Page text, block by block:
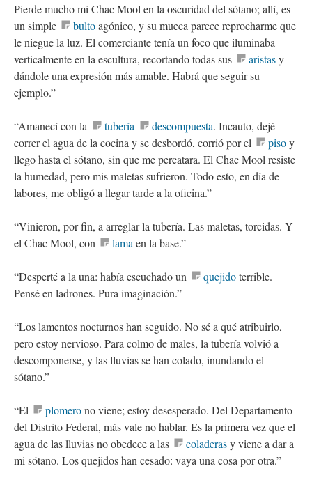
Pierde mucho mi Chac Mool en la oscuridad del sótano; allí, es
un simple
bultoagónico, y su mueca parece reprocharme que
le niegue la luz. El comerciante tenía un foco que iluminaba
verticalmente en la escultura, recortando todas sus
aristasy
dándole una expresión más amable. Habrá que seguir su
ejemplo.”
“Amanecí con la tubería descompuesta. Incauto, dejé
correr el agua de la cocina y se desbordó, corrió por el
pisoy
llego hasta el sótano, sin que me percatara. El Chac Mool resiste
la humedad, pero mis maletas sufrieron. Todo esto, en día de
labores, me obligó a llegar tarde a la oficina.”
“Vinieron, por fin, a arreglar la tubería. Las maletas, torcidas. Y
el Chac Mool, con
lama en la base.”
“Desperté a la una: había escuchado un quejidoterrible.
Pensé en ladrones. Pura imaginación.”
“Los lamentos nocturnos han seguido. No sé a qué atribuirlo,
pero estoy nervioso. Para colmo de males, la tubería volvió a
descomponerse, y las lluvias se han colado, inundando el
sótano.”
“El plomerono viene; estoy desesperado. Del Departamento
del Distrito Federal, más vale no hablar. Es la primera vez que el
agua de las lluvias no obedece a las
coladerasy viene a dar a
mi sótano. Los quejidos han cesado: vaya una cosa por otra.”